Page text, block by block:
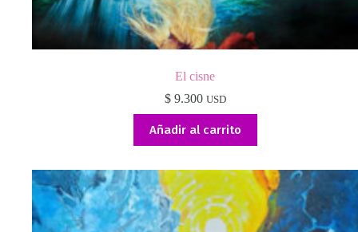
El cisne
$9.300 USD
Añadir al carrito